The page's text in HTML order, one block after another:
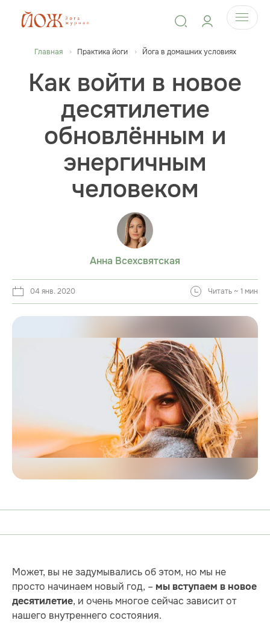
Главная Практика йоги Йога в домашних условиях
Как войти в новое
десятилетие
обновлённым и
энергичным
человеком
Анна Всехсвятская
04 янв. 2020 Читать ~ 1 мин
Может, вы не задумывались об этом, но мы не
просто начинаем новый год, – мы вступаем в новое
десятилетие, и очень многое сейчас зависит от
нашего внутреннего состояния.